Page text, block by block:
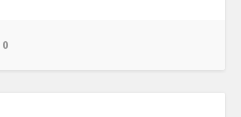
0